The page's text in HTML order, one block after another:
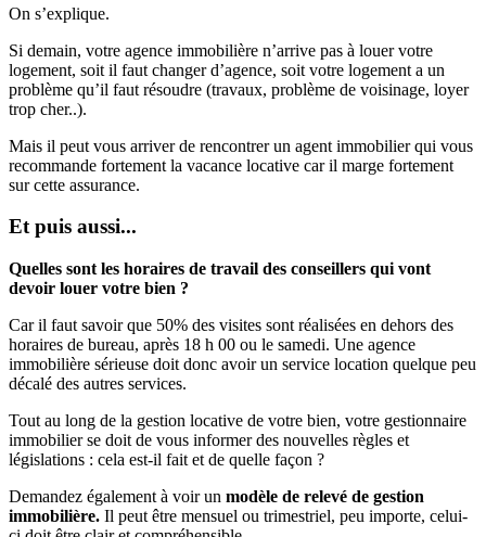
On s’explique.
Si demain, votre agence immobilière n’arrive pas à louer votre
logement, soit il faut changer d’agence, soit votre logement a un
problème qu’il faut résoudre (travaux, problème de voisinage, loyer
trop cher..).
Mais il peut vous arriver de rencontrer un agent immobilier qui vous
recommande fortement la vacance locative car il marge fortement
sur cette assurance.
Et puis aussi...
Quelles sont les horaires de travail des conseillers qui vont
devoir louer votre bien ?
Car il faut savoir que 50% des visites sont réalisées en dehors des
horaires de bureau, après 18 h 00 ou le samedi. Une agence
immobilière sérieuse doit donc avoir un service location quelque peu
décalé des autres services.
Tout au long de la gestion locative de votre bien, votre gestionnaire
immobilier se doit de vous informer des nouvelles règles et
législations : cela est-il fait et de quelle façon ?
Demandez également à voir un modèle de relevé de gestion
immobilière. Il peut être mensuel ou trimestriel, peu importe, celui-